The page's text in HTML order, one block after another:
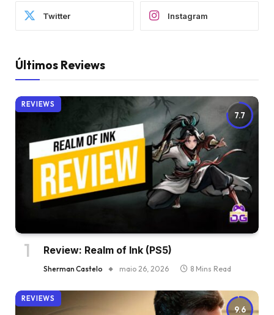
Twitter Instagram
Últimos Reviews
7.7
REVIEWS
Review: Realm of Ink (PS5)
Sherman Castelo maio 26, 2026 8 Mins Read
9.6
REVIEWS